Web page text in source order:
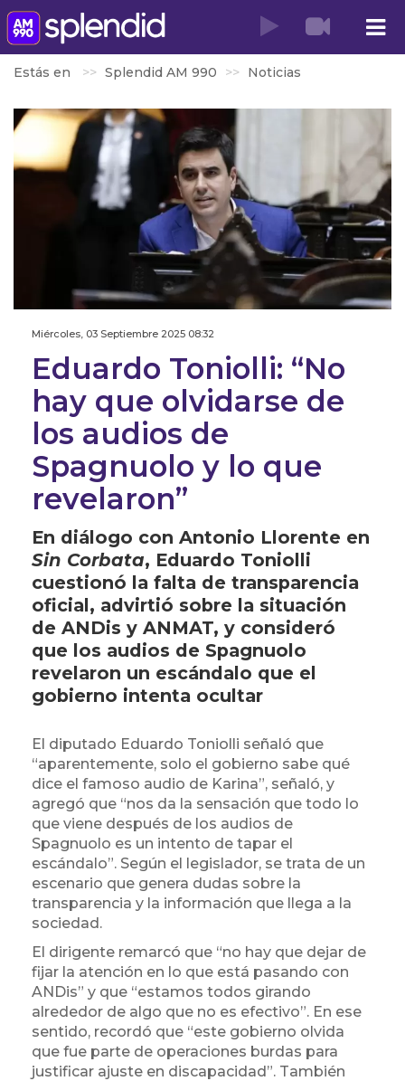
Estás en Splendid AM 990 Noticias
Miércoles, 03 Septiembre 2025 08:32
Eduardo Toniolli: “No
hay que olvidarse de
los audios de
Spagnuolo y lo que
revelaron”
En diálogo con Antonio Llorente en
Sin Corbata, Eduardo Toniolli
cuestionó la falta de transparencia
oficial, advirtió sobre la situación
de ANDis y ANMAT, y consideró
que los audios de Spagnuolo
revelaron un escándalo que el
gobierno intenta ocultar
El diputado Eduardo Toniolli señaló que
“aparentemente, solo el gobierno sabe qué
dice el famoso audio de Karina”, señaló, y
agregó que “nos da la sensación que todo lo
que viene después de los audios de
Spagnuolo es un intento de tapar el
escándalo”. Según el legislador, se trata de un
escenario que genera dudas sobre la
transparencia y la información que llega a la
sociedad.
El dirigente remarcó que “no hay que dejar de
fijar la atención en lo que está pasando con
ANDis” y que “estamos todos girando
alrededor de algo que no es efectivo”. En ese
sentido, recordó que “este gobierno olvida
que fue parte de operaciones burdas para
justificar ajuste en discapacidad”. También